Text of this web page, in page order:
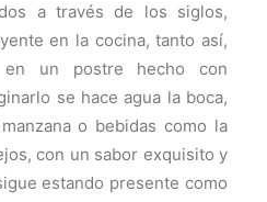
a través de los siglos,
en la cocina, tanto así,
un postre hecho con
se hace agua la boca,
o bebidas como la
con un sabor exquisito y
estando presente como